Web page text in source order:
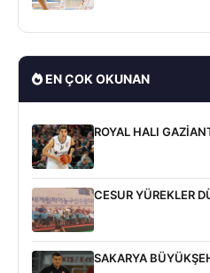
EN ÇOK OKUNAN
ROYAL HALI
CESUR YÜREKLER
SAKARYA